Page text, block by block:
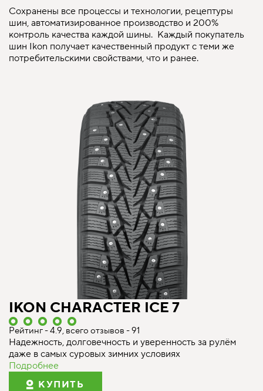
Сохранены все процессы и технологии, рецептуры
шин, автоматизированное производство и 200%
контроль качества каждой шины. Каждый покупатель
шин Ikon получает качественный продукт с теми же
потребительскими свойствами, что и ранее.
IKON CHARACTER ICE 7
Рейтинг - 4.9, всего отзывов - 91
Надежность, долговечность и уверенность за рулём
даже в самых суровых зимних условиях
Подробнее
КУПИТЬ